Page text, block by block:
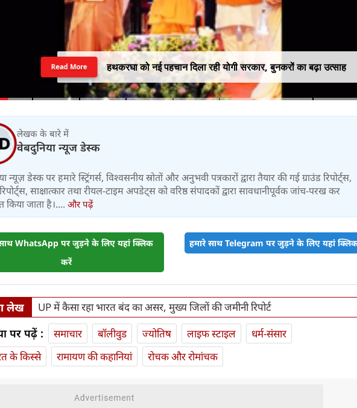
हथकरघा को नई पहचान दिला रही योगी सरकार, बुनकरों का बढ़ा उत्साह
Read More
लेखक के बारे में
वेबदुनिया न्यूज डेस्क
न्यूज़ डेस्क पर हमारे स्ट्रिंगर्स, विश्वसनीय स्रोतों और अनुभवी पत्रकारों द्वारा तैयार की गई ग्राउंड रिपोर्ट्स,
साक्षात्कार तथा रीयल-टाइम अपडेट्स को वरिष्ठ संपादकों द्वारा सावधानीपूर्वक जांच-परख कर
किया जाता है।.... और पढ़ें
WhatsApp पर जुड़ने के लिए यहां क्लिक
करें
हमारे साथ Telegram पर जुड़ने के लिए यहां
लेख UP में कैसा रहा भारत बंद का असर, मुख्य जिलों की जमीनी रिपोर्ट
पर पढ़ें : समाचार बॉलीवुड ज्योतिष लाइफ स्‍टाइल
धर्म-संसार
के किस्से
रामायण की कहानियां रोचक और रोमांचक